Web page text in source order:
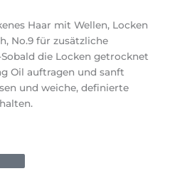
Haar mit Wellen, Locken
No.9 für zusätzliche
die Locken getrocknet
Oil auftragen und sanft
und weiche, definierte